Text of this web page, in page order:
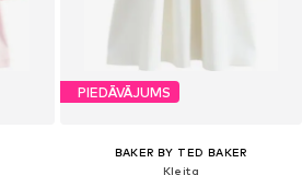
PIEDĀVĀJUMS
BAKER BY TED BAKER
Kleita